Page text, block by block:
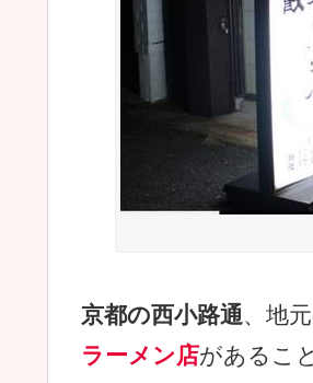
京都の西小路通、地
ラーメン店があるこ